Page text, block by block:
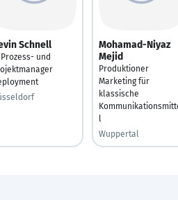
Schnell
Prozess- und
Mohamad-Niyaz
Mejid
Produktioner
Marketing für
klassische
l
Wuppertal